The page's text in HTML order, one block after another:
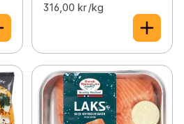
316,00 kr /kg